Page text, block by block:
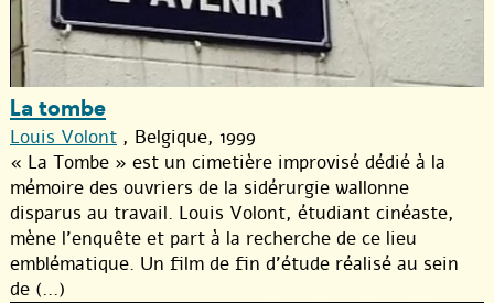
La tombe
Louis Volont , Belgique, 1999
« La Tombe » est un cimetière improvisé dédié à la
mémoire des ouvriers de la sidérurgie wallonne
disparus au travail. Louis Volont, étudiant cinéaste,
mène l’enquête et part à la recherche de ce lieu
emblématique. Un film de fin d’étude réalisé au sein
de (...)